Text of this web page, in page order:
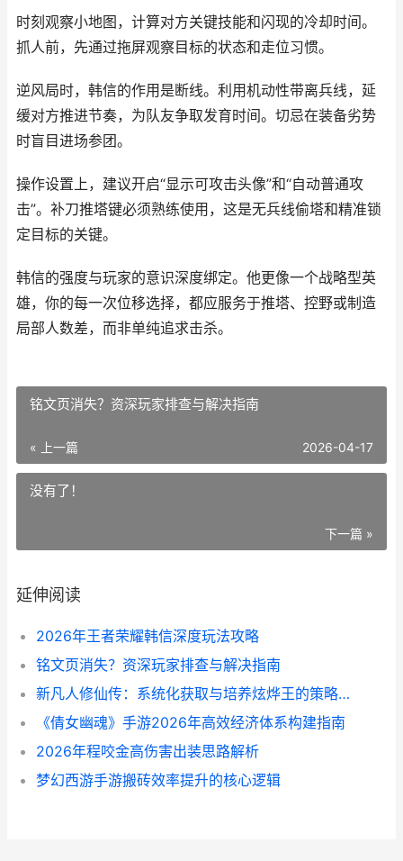
时刻观察小地图，计算对方关键技能和闪现的冷却时间。
抓人前，先通过拖屏观察目标的状态和走位习惯。
逆风局时，韩信的作用是断线。利用机动性带离兵线，延
缓对方推进节奏，为队友争取发育时间。切忌在装备劣势
时盲目进场参团。
操作设置上，建议开启“显示可攻击头像”和“自动普通攻
击”。补刀推塔键必须熟练使用，这是无兵线偷塔和精准锁
定目标的关键。
韩信的强度与玩家的意识深度绑定。他更像一个战略型英
雄，你的每一次位移选择，都应服务于推塔、控野或制造
局部人数差，而非单纯追求击杀。
铭文页消失？资深玩家排查与解决指南
« 上一篇 2026-04-17
没有了！
下一篇 »
延伸阅读
2026年王者荣耀韩信深度玩法攻略
铭文页消失？资深玩家排查与解决指南
新凡人修仙传：系统化获取与培养炫烨王的策略解析
《倩女幽魂》手游2026年高效经济体系构建指南
2026年程咬金高伤害出装思路解析
梦幻西游手游搬砖效率提升的核心逻辑